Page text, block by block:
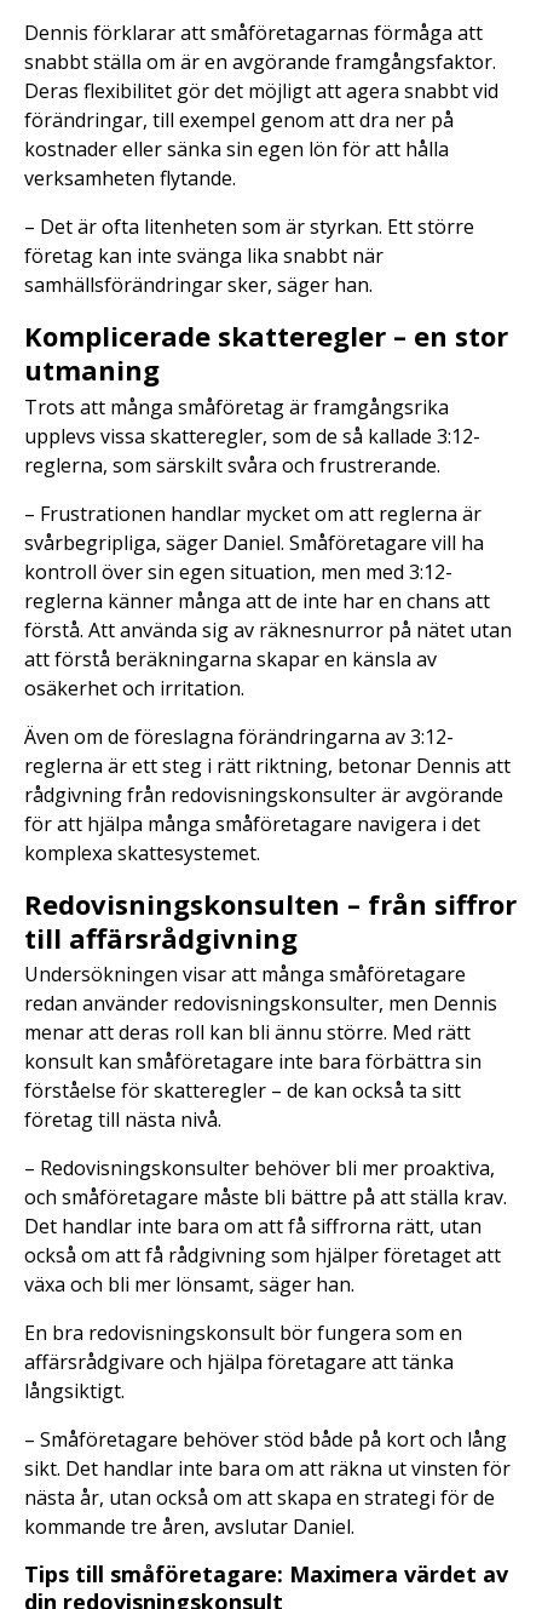
Dennis förklarar att småföretagarnas förmåga att
snabbt ställa om är en avgörande framgångsfaktor.
Deras flexibilitet gör det möjligt att agera snabbt vid
förändringar, till exempel genom att dra ner på
kostnader eller sänka sin egen lön för att hålla
verksamheten flytande.
– Det är ofta litenheten som är styrkan. Ett större
företag kan inte svänga lika snabbt när
samhällsförändringar sker, säger han.
Komplicerade skatteregler – en stor
utmaning
Trots att många småföretag är framgångsrika
upplevs vissa skatteregler, som de så kallade 3:12-
reglerna, som särskilt svåra och frustrerande.
– Frustrationen handlar mycket om att reglerna är
svårbegripliga, säger Daniel. Småföretagare vill ha
kontroll över sin egen situation, men med 3:12-
reglerna känner många att de inte har en chans att
förstå. Att använda sig av räknesnurror på nätet utan
att förstå beräkningarna skapar en känsla av
osäkerhet och irritation.
Även om de föreslagna förändringarna av 3:12-
reglerna är ett steg i rätt riktning, betonar Dennis att
rådgivning från redovisningskonsulter är avgörande
för att hjälpa många småföretagare navigera i det
komplexa skattesystemet.
Redovisningskonsulten – från siffror
till affärsrådgivning
Undersökningen visar att många småföretagare
redan använder redovisningskonsulter, men Dennis
menar att deras roll kan bli ännu större. Med rätt
konsult kan småföretagare inte bara förbättra sin
förståelse för skatteregler – de kan också ta sitt
företag till nästa nivå.
– Redovisningskonsulter behöver bli mer proaktiva,
och småföretagare måste bli bättre på att ställa krav.
Det handlar inte bara om att få siffrorna rätt, utan
också om att få rådgivning som hjälper företaget att
växa och bli mer lönsamt, säger han.
En bra redovisningskonsult bör fungera som en
affärsrådgivare och hjälpa företagare att tänka
långsiktigt.
– Småföretagare behöver stöd både på kort och lång
sikt. Det handlar inte bara om att räkna ut vinsten för
nästa år, utan också om att skapa en strategi för de
kommande tre åren, avslutar Daniel.
Tips till småföretagare: Maximera värdet av
din redovisningskonsult